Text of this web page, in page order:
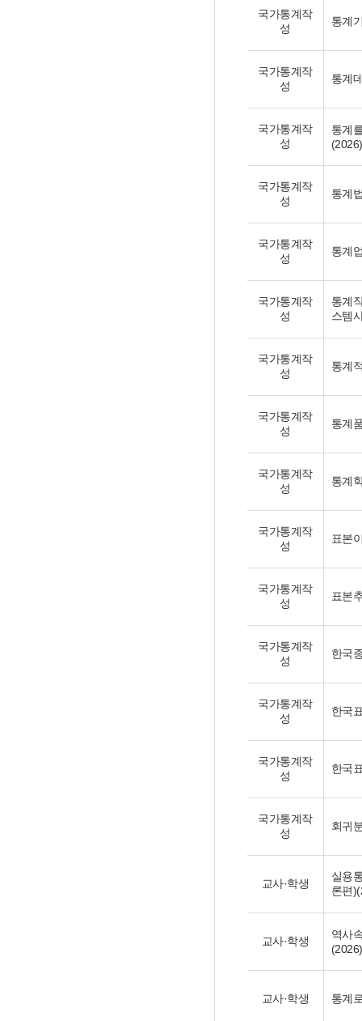
국가통계작
성
통계
국가통계작
성
통계
국가통계작
성
통계
(2026)
국가통계작
성
통계
국가통계작
성
통계
국가통계작
성
통계
스템
국가통계작
성
통계
국가통계작
성
통계
국가통계작
성
통계
국가통계작
성
표본
국가통계작
성
표본
국가통계작
성
한국
국가통계작
성
한국
국가통계작
성
한국
국가통계작
성
회귀
교사·학생
실용
론편
교사·학생
역사
(2026)
교사·학생 통계